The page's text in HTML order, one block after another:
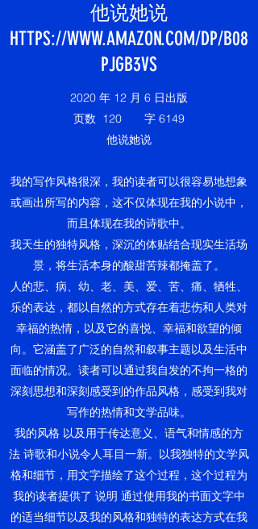
他说她说
HTTPS://WWW.AMAZON.COM/DP/B08
PJGB3VS
2020 年 12 月 6 日出版
页数 120 字 6149
他说她说
我的写作风格很深，我的读者可以很容易地想象
或画出所写的内容，这不仅体现在我的小说中，
而且体现在我的诗歌中。
我天生的独特风格，深沉的体贴结合现实生活场
景，将生活本身的酸甜苦辣都掩盖了。
人的悲、病、幼、老、美、爱、苦、痛、牺牲、
乐的表达，都以自然的方式存在着悲伤和人类对
幸福的热情，以及它的喜悦、幸福和欲望的倾
向。它涵盖了广泛的自然和叙事主题以及生活中
面临的情况。读者可以通过我自发的不拘一格的
深刻思想和深刻感受到的作品风格，感受到我对
写作的热情和文学品味。
我的风格 以及用于传达意义、语气和情感的方
法 诗歌和小说令人耳目一新。以我独特的文学风
格和细节，用文字描绘了这个过程，这个过程为
我的读者提供了 说明 通过使用我的书面文字中
的适当细节以及我的风格和独特的表达方式在我